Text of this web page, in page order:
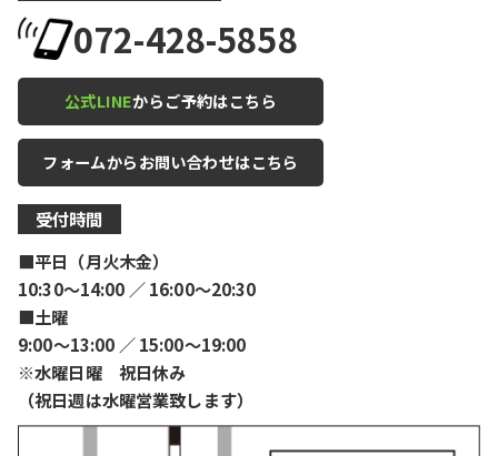
072-428-5858
公式LINEからご予約はこちら
フォームからお問い合わせはこちら
受付時間
■平日（月火木金）
10:30〜14:00 ／ 16:00〜20:30
■土曜
9:00〜13:00 ／ 15:00〜19:00
※水曜日曜 祝日休み
（祝日週は水曜営業致します）